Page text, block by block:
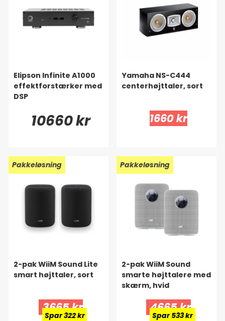
Elipson Infinite A1000
effektforstærker med
DSP
10660 kr
Yamaha NS-C444
centerhøjttaler, sort
1660 kr
Pakkeløsning
2-pak WiiM Sound Lite
smart højttaler, sort
3665 kr
Spar 322 kr
Pakkeløsning
2-pak WiiM Sound
smarte højttalere med
skærm, hvid
4665 kr
Spar 533 kr